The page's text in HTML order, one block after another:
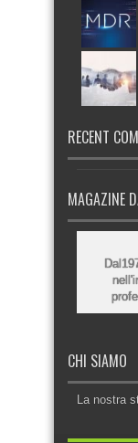
RECENT
MAGAZINE
CHI SIAMO
La nostra